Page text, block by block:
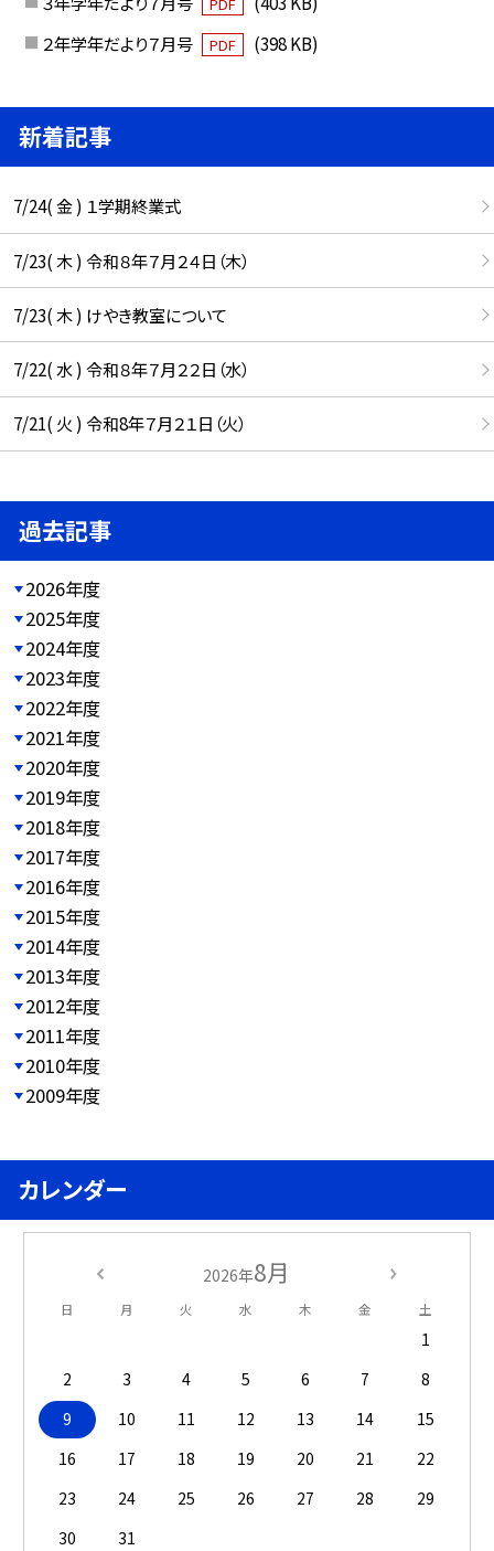
２年学年だより７月号
PDF (398 KB)
新着記事
7/24( 金 ) １学期終業式
7/23( 木 ) 令和８年７月２４日（木）
7/23( 木 ) けやき教室について
7/22( 水 ) 令和８年７月２２日（水）
7/21( 火 ) 令和8年７月２１日（火）
過去記事
2026年度
2025年度
2024年度
2023年度
2022年度
2021年度
2020年度
2019年度
2018年度
2017年度
2016年度
2015年度
2014年度
2013年度
2012年度
2011年度
2010年度
2009年度
カレンダー
2026年8月
日 月 火 水 木 金 土
1
2
3 4 5 6 7
8
9
10 11 12 13 14
15
16
17 18 19 20 21
22
23
24 25 26 27 28
29
30
31